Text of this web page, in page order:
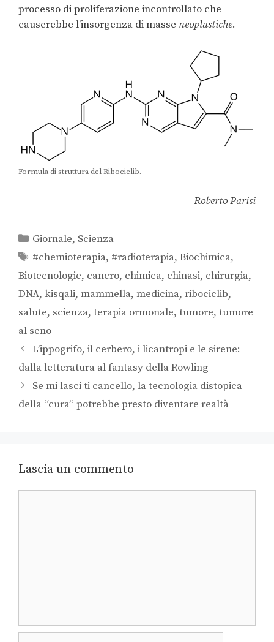
processo di proliferazione incontrollato che
causerebbe l’insorgenza di masse neoplastiche.
Formula di struttura del Ribociclib.
Roberto Parisi
Giornale, Scienza
#chemioterapia, #radioterapia,Biochimica,
Biotecnologie, cancro, chimica, chinasi, chirurgia,
DNA, kisqali, mammella, medicina, ribociclib,
salute, scienza, terapia ormonale, tumore, tumore
al seno
L’ippogrifo, il cerbero, i licantropi e le sirene:
dalla letteratura al fantasy della Rowling
Se mi lasci ti cancello, la tecnologia distopica
della “cura” potrebbe presto diventare realtà
Lascia un commento